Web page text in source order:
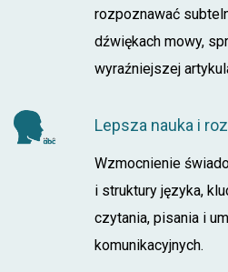
rozpoznawać
dźwiękach mowy,
wyraźniejszej
Lepsza nauka i
Wzmocnienie
i struktury języka,
czytania, pisania i
komunikacyjnych.